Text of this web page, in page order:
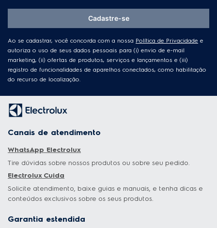
Ao se cadastrar, você concorda com a nossa Política de Privacidade e
autoriza o uso de seus dados pessoais para (i) envio de e-mail
marketing, (ii) ofertas de produtos, serviços e lançamentos e (iii)
registro de funcionalidades de aparelhos conectados, como habilitação
do recurso de localização.
Cadastre-se
Canais de atendimento
WhatsApp Electrolux
Tire dúvidas sobre nossos produtos ou sobre seu pedido.
Electrolux Cuida
Solicite atendimento, baixe guias e manuais, e tenha dicas e
conteúdos exclusivos sobre os seus produtos.
Garantia estendida